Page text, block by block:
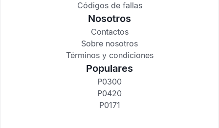
Códigos de fallas
Nosotros
Contactos
Sobre nosotros
Términos y condiciones
Populares
P0300
P0420
P0171